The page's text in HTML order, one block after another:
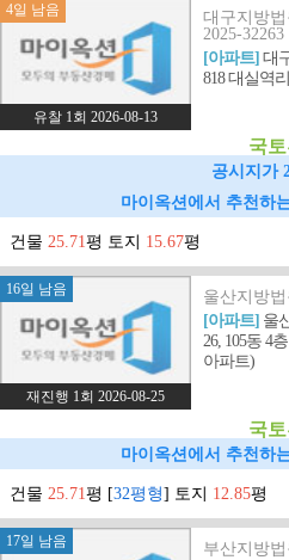
4일 남음
유찰 1회 2026-08-13
대구지방
2025-32263
[아파트]대
818 대실역
국
공시지가
마이옥션에서 추천하
건물 25.71평 토지 15.67평
16일 남음
재진행 1회 2026-08-25
울산지방
[아파트] 울
26, 105동 4
아파트)
국
마이옥션에서 추천하
건물 25.71평 [32평형] 토지 12.85평
17일 남음
부산지방